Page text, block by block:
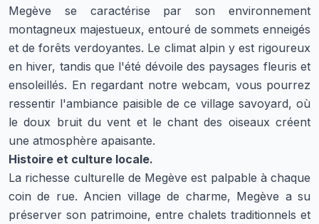
Megève se caractérise par son environnement
montagneux majestueux, entouré de sommets enneigés
et de forêts verdoyantes. Le climat alpin y est rigoureux
en hiver, tandis que l'été dévoile des paysages fleuris et
ensoleillés. En regardant notre webcam, vous pourrez
ressentir l'ambiance paisible de ce village savoyard, où
le doux bruit du vent et le chant des oiseaux créent
une atmosphère apaisante.
Histoire et culture locale.
La richesse culturelle de Megève est palpable à chaque
coin de rue. Ancien village de charme, Megève a su
préserver son patrimoine, entre chalets traditionnels et